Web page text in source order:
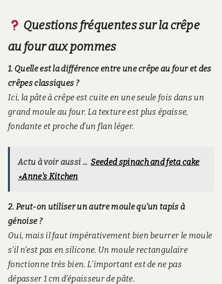
Questions fréquentes sur la crêpe
au four aux pommes
1. Quelle est la différence entre une crêpe au four et des
crêpes classiques ?
Ici, la pâte à crêpe est cuite en une seule fois dans un
grand moule au four. La texture est plus épaisse,
fondante et proche d’un flan léger.
Actu à voir aussi ... Seeded spinach and feta cake
⋆Anne's Kitchen
2. Peut-on utiliser un autre moule qu’un tapis à
génoise ?
Oui, mais il faut impérativement bien beurrer le moule
s’il n’est pas en silicone. Un moule rectangulaire
fonctionne très bien. L’important est de ne pas
dépasser 1 cm d’épaisseur de pâte.